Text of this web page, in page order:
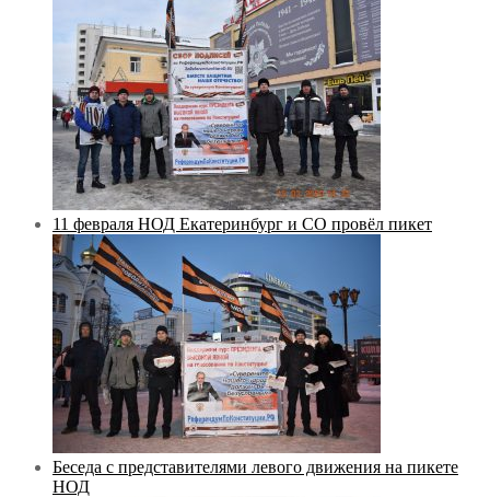
11 февраля НОД Екатеринбург и СО провёл пикет
Беседа с представителями левого движения на пикете
НОД